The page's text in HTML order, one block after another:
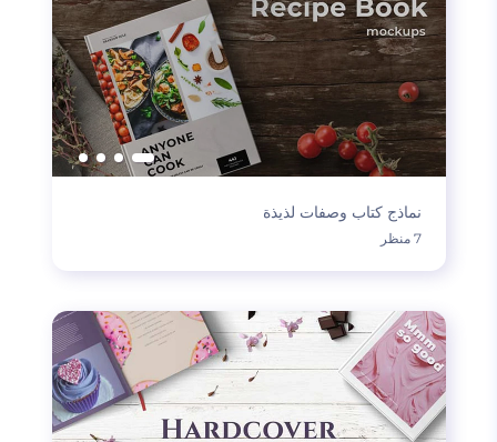
نماذج كتاب وصفات لذيذة
7 منظر